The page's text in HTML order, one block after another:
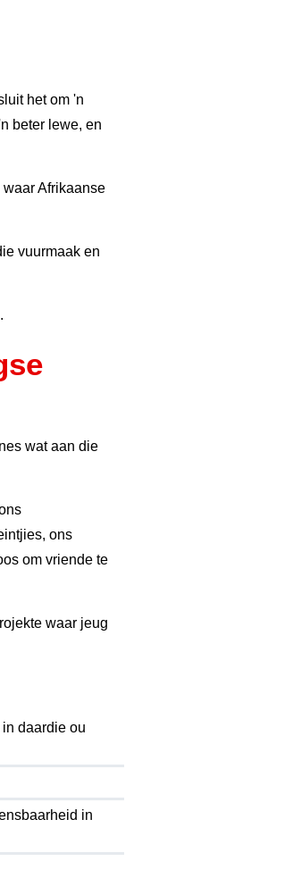
het om 'n
beter lewe, en
Afrikaanse
vuurmaak en
wat aan die
ons
om vriende te
waar jeug
daardie ou
in